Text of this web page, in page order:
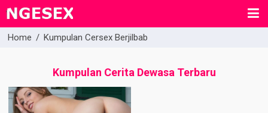
Home / Kumpulan Cersex Berjilbab
Kumpulan Cerita Dewasa Terbaru